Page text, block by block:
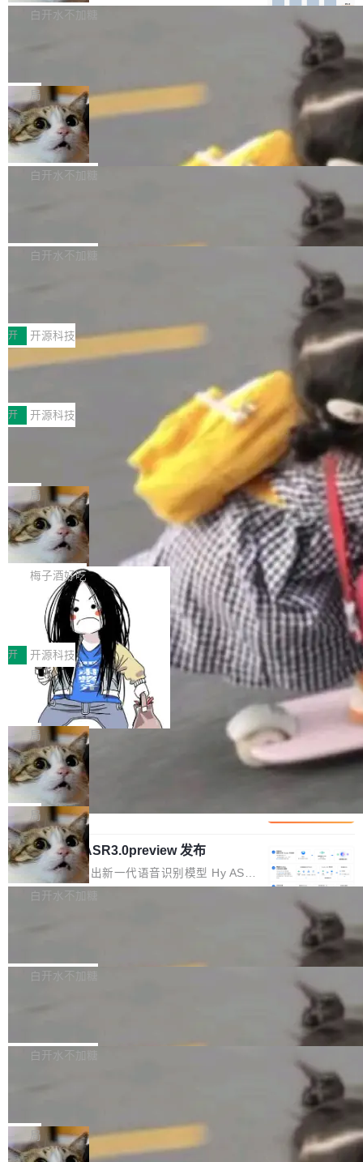
部搭载骁龙8 Elite Gen5 for Galaxy，它们本该
mits」——软件是在 commit 之间写出来的。git
是把这段空隙补上。 回退到任何一次编辑：Delt
aDB 捕获 commit 之间的每一次操作，...
析）披露的最新分析与第二季度业绩报告，Spac
微软同期总资本开支的四成。 与亚马逊、Alpha
bet、微软以及 Meta 等传统科技巨头相比，Spa
ceXAI的资金消耗速度尤为引人瞩目。然而，支
撑庞大支出的资金来源却呈现出截然不同的面
貌。数据显示，微软和 Meta 主要依托充沛的经
白开水不加糖
一个在终端里运行的编程 agent；Muse Spark
1.2，驱动这个 agent 的新模型。一句话概括：
你可以用 curl -fsSL https://dev.meta.ai/install.
sh | bash 安装一个能在大项目里自动规划、写
代码、验证结果的 AI 终端工具。 据介绍，Muse
个主 agent 循环，外加一组后台 agent。这些后
局
美团开源 LoHoSearch，用知识图谱校
准 AI 能力认知
机器出题的前提，是让机器拥有全局视野。整个
构建流程可以分为四个环节：建图 → 控制难度
白开水不加糖
库，并将作为transport接入Mooncake TENT。
MPComm将作为一种传输引擎接入Mooncake T
ENT，实现零拷贝传输性能提升30%、非零拷贝
传输性能最高提升5倍。UCL-MPComm底层基
于自研UCL-Engine通信引擎，后续腾讯网平将
持续开源更多基于UCL-Engine的高性能通信组
件。 腾讯网平团队在UCL-MPComm中实现了一
个独立于业务线程的全局通信引擎（Engine），
白开水不加糖
型案例入选名单》，深信服“面向企业研发场景的
开源 AI 编程平台 CoStrict 应用”凭借卓越的技术
创新与落地成效成功入选。 全链路私有化部署，
助力企业AI研发安全落地 当前，越来越多企业已
经开始引入 AI Coding 工具，通过调用公有云模
型或企业内部部署模型提升研发效率。但随着 AI
Coding 从个人辅助工具逐步走向团队级、组织
级应用，企业在规模化落地过程中，对安全性、
可控性和代码质量提出了更高要求。 首先是数据
安全与合规要求。对于大多数普通研发场景，公
有云模型能够满足快速试用和效率提升的需求。
但对于金融、能源、医疗等对数据安全要求较...
开 开源科技
深信服AI算力网关入选工信部人工智能
前不久，工业和信息化部正式发布《2025年人工
智能应用典型案例名单》，集中展示人工智能在
各领域的应用成果，覆盖技术底座、行业赋能、
产品应用、支撑保障、专题等五大方向。深信服
AI算力网关（AI创新平台）成功入选！ 随着各行
各业的Agent走向规模化建设，算力构成形态逐
渐丰富，用户关注的重点也在发生变化：不只是
让AI用起来，还要进一步看清混合算力时代下，
Token花在哪里、算力是否被充分利用，以及持
续增长的AI成本该如何优化。 深信服AI算力网关
正是围绕这些实际问题，从Token治理和成本治
理两个方面，让用户的每一份算力都看得清、管
得住、用得稳、省得下、更安全！ 一、从现在开
始，Token使用一目...
开 开源科技
Jeff Dean 离开 Google：一个时代的结
束，一个实验室的开始
Google 员工编号 20。MapReduce 作者之一。
Bigtable 作者之一。TensorFlow 的作者之一。
Gemini 的架构师。Google 首席科学家。 Jeff D
ean 在 Google 工作了 27 年后，宣布离职。 他
不是一个人走。一同离开的还有 Sanjay Ghema
wat（Google 员工编号 23，Jeff Dean 二十多
年的编程搭档，MapReduce 和 Bigtable 的共同
作者）、Quoc Le（Google 大脑核心成员，Se
q2Seq 和 DocAI 的共同发明人）以及 Oriol Vin
yals（Gemini 联合负责人，AlphaSta...
局
🔥 SolonCode v2026.8.4 发布：界面
字体可调、22 种语言、记忆搜索增强
打开终端就能上岗的全中文编码智能体，这一轮
把「看得清、用母语、记得住」三件事一次补
齐。 SolonCode 是什么 SolonCode 是杭州无
耳科技研发的企业级终端编码智能体——一位全
中文驱动的数字员工，自主理解需求、规划步
骤、编写代码。不挑模型、不挑平台，curl 一行
装完即用。 开源地址：Gitee · GitCode · GitHu
b 安装 支持 Java 8+（8~26）、macOS / Linu
x / Windows / Harmony PC。 # macOS / Linu
x / Harmony PC curl -fsSL https://solon.noea
r.org/solon...
梅子酒好吃
让“代码语义理解”深度释放AI Coding
价值潜能：华为云码道（CodeArts）
代码仓技术解析
一、代码仓深度理解技术的作用与价值 在软件工
程实践中，代码仓是企业核心知识资产的主要载
体。企业级代码仓库通常包含数十万乃至数百万
个文件，其规模远超单次模型调用可承载的上下
文窗口。随着项目规模的持续扩张与代码历史的
不断累积，代码仓中的模块关系、接口契约、业
务逻辑等关键信息往往分散于数十乃至数百个文
件之中，形成高度复杂的知识关联网络。传统的
代码检索手段（如关键词匹配、目录遍历）仅能
在语法层面完成文本定位，难以触及代码的语义
内涵与结构关联，导致开发者使用代码智能体在
理解大规模代码仓时面临显著"代码仓理解"瓶
颈。 代码仓深度理解服务（以下简称" CodeBas
e深度理解服务"）是华为云码道（CodeA...
开 开源科技
一条“删库”命令跑 17 小时，算法工程
师删光 89TB 数据只为干私活
最高人民检察院8月4日公布了一起案件：北京一
名90后算法工程师王某，为了给自己接的私活腾
服务器空间，删光了公司AI游戏部门的全部核心
数据。 王某2024年1月入职东城区某科技公司AI
短剧部门，有互联网大厂背景。在公司内部架构
调整期间，部门三次通知全员将数据从A集群迁
移到B集群，王某都回复了"收到"。 他没有迁移
数据。2024年9月3日下午4点，他使用此前登录
的账号密码进入A集群，输入了一条被程序员圈
称为"删库跑路"的命令——最高管理员权限、无
自研的多个文生3D和...
局
Cloudflare 分享推理优化实践：KV ca
che 量化 + 权重压缩，吞吐量提升 4
1%，成本降 30%
Kimi 和 GLM 是当前最强的大模型系列之一，但
它们有一个共同的问题：太吃显存了。月之暗面
的 Kimi K 系列和智谱的 GLM 都是长上下文、M
oE 架构的大模型，好用到让人上瘾，但 GPU 显
存永远不够用。 Cloudflare 的 Workers AI 团队
一直在跑这些模型的推理。他们在官方博客上发
整性保护。效果是：吞吐量提升 41%，每 token
局
腾讯混元 Hy ASR3.0preview 发布
腾讯混元正式推出新一代语音识别模型 Hy ASR
3.0preview。基于最新一代大语言模型 Hy3 的
让语音识别不再只是听清，而是真正听懂。通过
w 不要求标准普通话，方言识别覆盖粤语、吴语
白开水不加糖
新和少量网页兼容性修复版本。 Changes/fixe
容提供的字体时出现的几个问题 为避免音频加
质的最低采样率）的音频格式将被拒绝 修复了 C
SS 圆角虚线样式中可能存在的问题 如果表单中
白开水不加糖
发布的 Release Notes，他利用 AI 工具（如 Co
最强的若干项。对于尚未正式发版的 PG 19，则
通过拉取过去一年内（从 PG 18 Beta1 时间点
白开水不加糖
维护工作一直与我的日常工作、家务、社交生活
和休闲娱乐竞争时间。" 这是 libexpat 维护者 S
局